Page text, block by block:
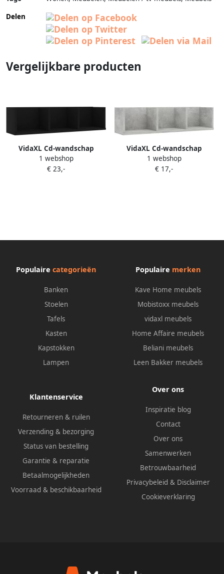
Delen
Vergelijkbare producten
VidaXL Cd-wandschap
75x18x18 cm bewerkt hout
zwart
1 webshop
€ 23,-
VidaXL Cd-wandschap
75x18x18 cm bewerkt hout
betongrijs
1 webshop
€ 17,-
Populaire categorieën
Banken
Stoelen
Tafels
Kasten
Kapstokken
Lampen
Populaire merken
Kave Home meubels
Mobistoxx meubels
vidaxl meubels
Home Affaire meubels
Beliani meubels
Leen Bakker meubels
Klantenservice
Retourneren & ruilen
Verzending & bezorging
Status van bestelling
Garantie & reparatie
Betaalmogelijkheden
Voorraad & beschikbaarheid
Over ons
Inspiratie blog
Contact
Over ons
Samenwerken
Betrouwbaarheid
Privacybeleid & Disclaimer
Cookieverklaring